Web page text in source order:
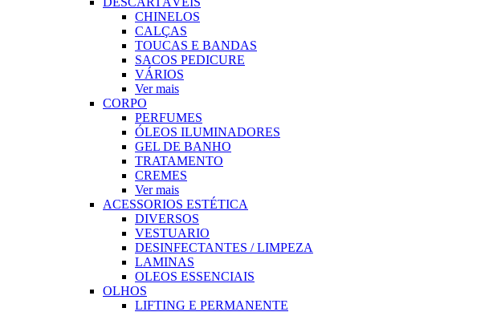
CHINELOS
CALÇAS
TOUCAS E BANDAS
SACOS PEDICURE
VÁRIOS
Ver mais
CORPO
PERFUMES
ÓLEOS ILUMINADORES
GEL DE BANHO
TRATAMENTO
CREMES
Ver mais
ACESSORIOS ESTÉTICA
DIVERSOS
VESTUARIO
DESINFECTANTES / LIMPEZA
LAMINAS
OLEOS ESSENCIAIS
OLHOS
LIFTING E PERMANENTE